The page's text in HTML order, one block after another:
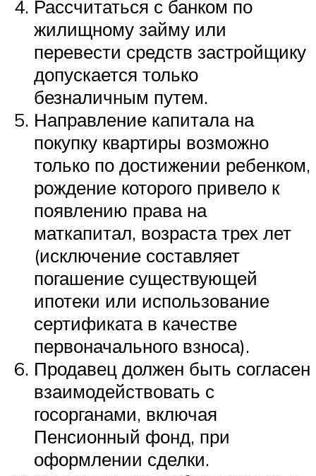
Рассчитаться с банком по
жилищному займу или
перевести средств застройщику
допускается только
безналичным путем.
Направление капитала на
покупку квартиры возможно
только по достижении ребенком,
рождение которого привело к
появлению права на
маткапитал, возраста трех лет
(исключение составляет
погашение существующей
ипотеки или использование
сертификата в качестве
первоначального взноса).
Продавец должен быть согласен
взаимодействовать с
госорганами, включая
Пенсионный фонд, при
оформлении сделки.